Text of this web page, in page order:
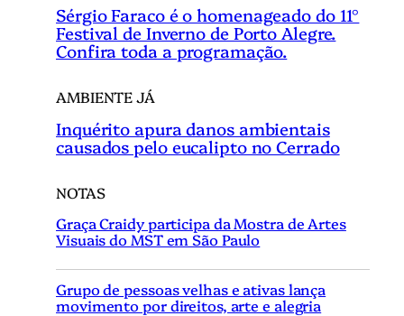
Sérgio Faraco é o homenageado do 11°
Festival de Inverno de Porto Alegre.
Confira toda a programação.
AMBIENTE JÁ
Inquérito apura danos ambientais
causados pelo eucalipto no Cerrado
NOTAS
Graça Craidy participa da Mostra de Artes
Visuais do MST em São Paulo
Grupo de pessoas velhas e ativas lança
movimento por direitos, arte e alegria